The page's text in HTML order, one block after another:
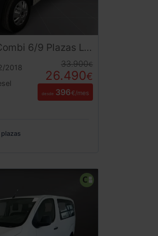
6/9 Plazas L1H1 S&S 130 CV
2018
33.900€
26.490€
desde 396€/mes
plazas